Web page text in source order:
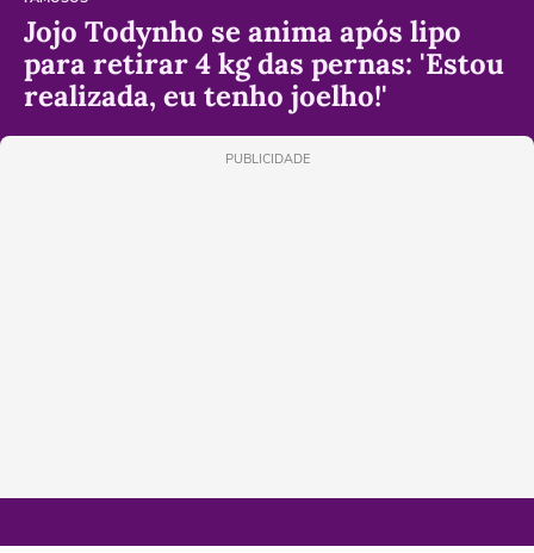
Jojo Todynho se anima após lipo
para retirar 4 kg das pernas: 'Estou
realizada, eu tenho joelho!'
PUBLICIDADE